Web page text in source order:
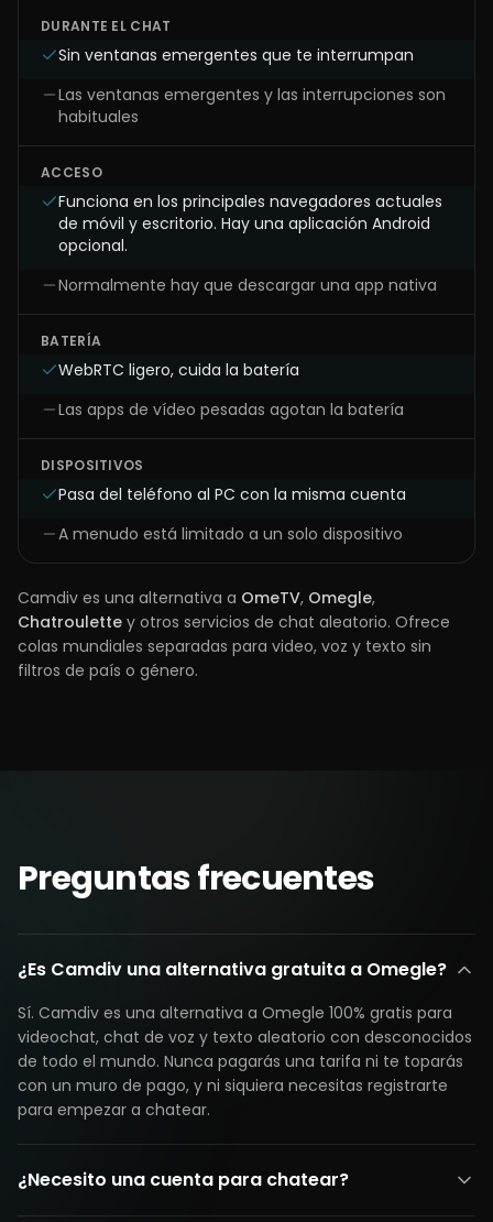
DURANTE EL CHAT
Sin ventanas emergentes que te interrumpan
Las ventanas emergentes y las interrupciones son
habituales
ACCESO
Funciona en los principales navegadores actuales
de móvil y escritorio. Hay una aplicación Android
opcional.
Normalmente hay que descargar una app nativa
BATERÍA
WebRTC ligero, cuida la batería
Las apps de vídeo pesadas agotan la batería
DISPOSITIVOS
Pasa del teléfono al PC con la misma cuenta
A menudo está limitado a un solo dispositivo
Camdiv es una alternativa a OmeTV, Omegle,
Chatroulette y otros servicios de chat aleatorio. Ofrece
colas mundiales separadas para video, voz y texto sin
filtros de país o género.
Preguntas frecuentes
¿Es Camdiv una alternativa gratuita a Omegle?
Sí. Camdiv es una alternativa a Omegle 100% gratis para
videochat, chat de voz y texto aleatorio con desconocidos
de todo el mundo. Nunca pagarás una tarifa ni te toparás
con un muro de pago, y ni siquiera necesitas registrarte
para empezar a chatear.
¿Necesito una cuenta para chatear?